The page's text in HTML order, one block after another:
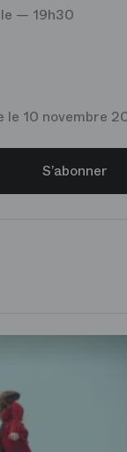
— 19h30
le 10 novembre
S’abonner